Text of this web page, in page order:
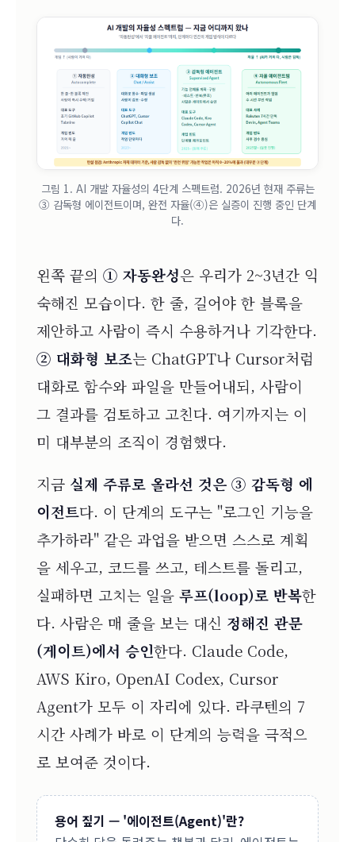
그림 1. AI 개발 자율성의 4단계 스펙트럼. 2026년 현재 주류는
③ 감독형 에이전트이며, 완전 자율(④)은 실증이 진행 중인 단계
다.
왼쪽 끝의 ① 자동완성은 우리가 2~3년간 익
숙해진 모습이다. 한 줄, 길어야 한 블록을
제안하고 사람이 즉시 수용하거나 기각한다.
② 대화형 보조는 ChatGPT나 Cursor처럼
대화로 함수와 파일을 만들어내되, 사람이
그 결과를 검토하고 고친다. 여기까지는 이
미 대부분의 조직이 경험했다.
지금 실제 주류로 올라선 것은 ③ 감독형 에
이전트다. 이 단계의 도구는 "로그인 기능을
추가하라" 같은 과업을 받으면 스스로 계획
을 세우고, 코드를 쓰고, 테스트를 돌리고,
실패하면 고치는 일을 루프(loop)로 반복한
다. 사람은 매 줄을 보는 대신 정해진 관문
(게이트)에서 승인한다. Claude Code,
AWS Kiro, OpenAI Codex, Cursor
Agent가 모두 이 자리에 있다. 라쿠텐의 7
시간 사례가 바로 이 단계의 능력을 극적으
로 보여준 것이다.
용어 짚기 — '에이전트(Agent)'란?